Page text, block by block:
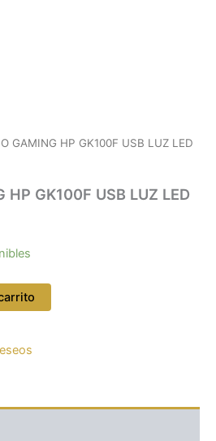
GAMING HP GK100F USB LUZ LED
HP GK100F USB LUZ LED